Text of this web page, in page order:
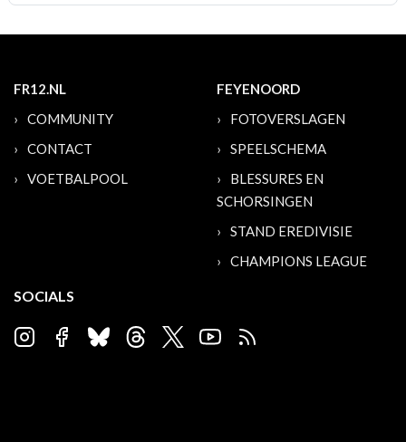
FR12.NL
COMMUNITY
CONTACT
VOETBALPOOL
FEYENOORD
FOTOVERSLAGEN
SPEELSCHEMA
BLESSURES EN
SCHORSINGEN
STAND EREDIVISIE
CHAMPIONS LEAGUE
SOCIALS